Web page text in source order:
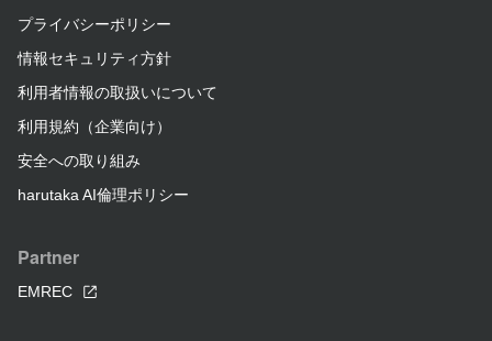
プライバシーポリシー
情報セキュリティ方針
利用者情報の取扱いについて
利用規約（企業向け）
安全への取り組み
harutaka AI倫理ポリシー
Partner
EMREC